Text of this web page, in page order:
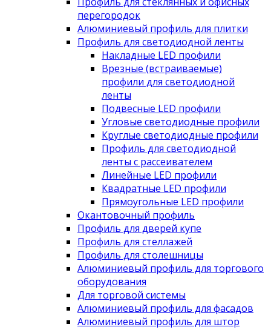
перегородок
Алюминиевый профиль для плитки
Профиль для светодиодной ленты
Накладные LED профили
Врезные (встраиваемые)
профили для светодиодной
ленты
Подвесные LED профили
Угловые светодиодные профили
Круглые светодиодные профили
Профиль для светодиодной
ленты с рассеивателем
Линейные LED профили
Квадратные LED профили
Прямоугольные LED профили
Окантовочный профиль
Профиль для дверей купе
Профиль для стеллажей
Профиль для столешницы
Алюминиевый профиль для торгового
оборудования
Для торговой системы
Алюминиевый профиль для фасадов
Алюминиевый профиль для штор